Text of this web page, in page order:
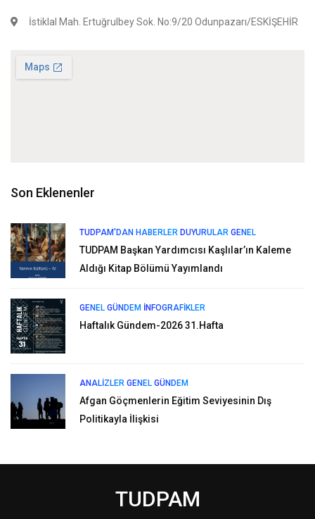
İstiklal Mah. Ertuğrulbey Sok. No:9/20 Odunpazarı/ESKİŞEHİR
Son Eklenenler
TUDPAM'DAN HABERLER DUYURULAR GENEL
TUDPAM Başkan Yardımcısı Kaşlılar’ın Kaleme
Aldığı Kitap Bölümü Yayımlandı
GENEL GÜNDEM İNFOGRAFIKLER
Haftalık Gündem-2026 31.Hafta
ANALIZLER GENEL GÜNDEM
Afgan Göçmenlerin Eğitim Seviyesinin Dış
Politikayla İlişkisi
TUDPAM